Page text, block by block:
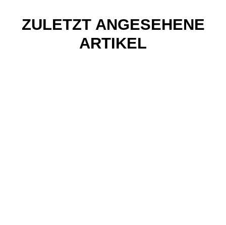
ZULETZT ANGESEHENE
ARTIKEL